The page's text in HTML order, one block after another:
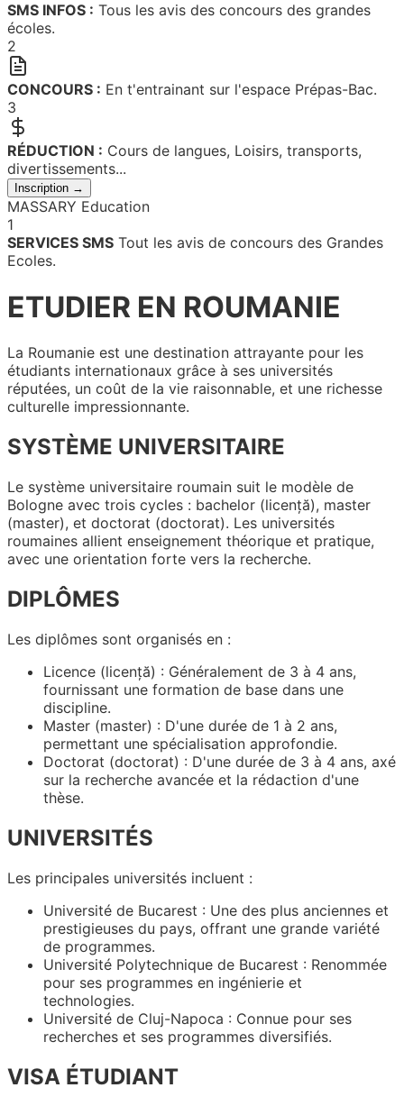
SMS INFOS : Tous les avis des concours des grandes
écoles.
2
CONCOURS : En t'entrainant sur l'espace Prépas-Bac.
3
RÉDUCTION : Cours de langues, Loisirs, transports,
divertissements...
Inscription →
MASSARY Education
1
SERVICES SMS Tout les avis de concours des Grandes
Ecoles.
ETUDIER EN ROUMANIE
La Roumanie est une destination attrayante pour les
étudiants internationaux grâce à ses universités
réputées, un coût de la vie raisonnable, et une richesse
culturelle impressionnante.
SYSTÈME UNIVERSITAIRE
Le système universitaire roumain suit le modèle de
Bologne avec trois cycles : bachelor (licență), master
(master), et doctorat (doctorat). Les universités
roumaines allient enseignement théorique et pratique,
avec une orientation forte vers la recherche.
DIPLÔMES
Les diplômes sont organisés en :
Licence (licență) : Généralement de 3 à 4 ans,
fournissant une formation de base dans une
discipline.
Master (master) : D'une durée de 1 à 2 ans,
permettant une spécialisation approfondie.
Doctorat (doctorat) : D'une durée de 3 à 4 ans, axé
sur la recherche avancée et la rédaction d'une
thèse.
UNIVERSITÉS
Les principales universités incluent :
Université de Bucarest : Une des plus anciennes et
prestigieuses du pays, offrant une grande variété
de programmes.
Université Polytechnique de Bucarest : Renommée
pour ses programmes en ingénierie et
technologies.
Université de Cluj-Napoca : Connue pour ses
recherches et ses programmes diversifiés.
VISA ÉTUDIANT